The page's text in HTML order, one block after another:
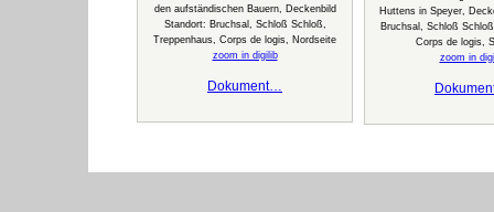
den aufständischen Bauern, Deckenbild
Standort: Bruchsal, Schloß Schloß,
Treppenhaus, Corps de logis, Nordseite
zoom in digilib
Dokument…
Huttens in Speyer,
Bruchsal, Schloß
Corps de logis,
zoom in